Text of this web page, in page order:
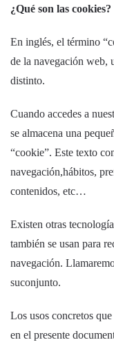
¿Qué son las cookies?
En inglés, el término
de la navegación web,
distinto.
Cuando accedes a
se almacena una
“cookie”. Este texto
navegación,hábitos,
contenidos, etc…
Existen otras
también se usan para
navegación.
suconjunto.
Los usos concretos
en el presente